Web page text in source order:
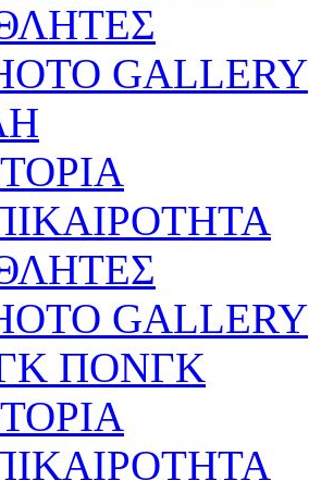
GALLERY
GALLERY
ΠΟΝΓΚ